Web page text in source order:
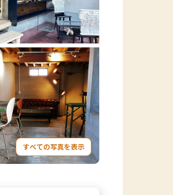
すべての写真を表示